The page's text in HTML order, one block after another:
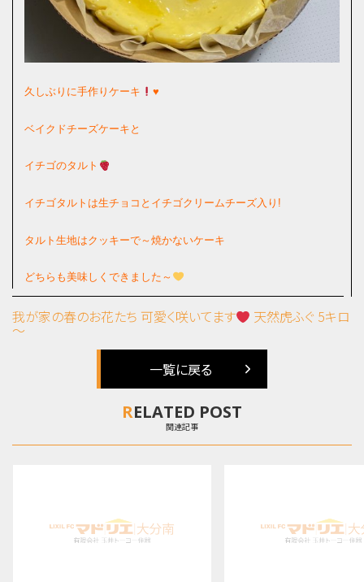
久しぶりに手作りケーキ ♥️
ベイクドチーズケーキと
イチゴのタルト
イチゴタルトは生チョコとイチゴクリームチーズ入り!
タルト生地はクッキーで～焼かないケーキ
どちらも美味しくできました～
我が家の春のお花たち 可愛く咲いてます 天然虎ふぐ 5キロ
～
一覧に戻る
RELATED POST
関連記事